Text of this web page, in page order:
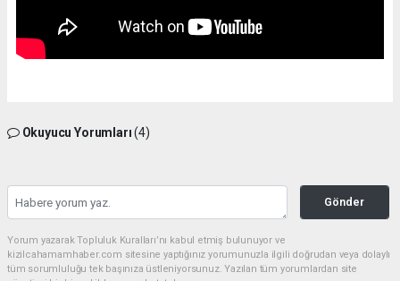
Okuyucu Yorumları(4)
Gönder
Yorum yazarak Topluluk Kuralları’nı kabul etmiş bulunuyor ve
kizilcahamamhaber.com sitesine yaptığınız yorumunuzla ilgili doğrudan veya dolaylı
tüm sorumluluğu tek başınıza üstleniyorsunuz. Yazılan tüm yorumlardan site